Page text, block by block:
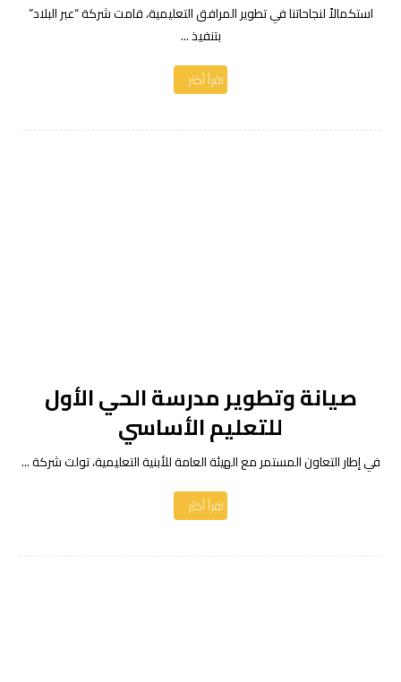
استكمالاً لنجاحاتنا في تطوير المرافق التعليمية، قامت شركة “عبر البلاد”
بتنفيذ ...
اقرأ أكثر
صيانة وتطوير مدرسة الحي الأول
للتعليم الأساسي
في إطار التعاون المستمر مع الهيئة العامة للأبنية التعليمية، تولت شركة ...
اقرأ أكثر